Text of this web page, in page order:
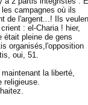
campagnes où ils
de l'argent...! Ils
: el-Charia ! hier,
était pleine de gens
organisés,l'opposition
oui, 51.
la liberté,
religieuse.